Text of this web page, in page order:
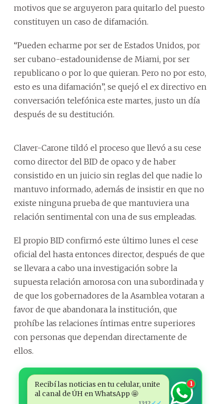
motivos que se arguyeron para quitarlo del puesto
constituyen un caso de difamación.
“Pueden echarme por ser de Estados Unidos, por
ser cubano-estadounidense de Miami, por ser
republicano o por lo que quieran. Pero no por esto,
esto es una difamación”, se quejó el ex directivo en
conversación telefónica este martes, justo un día
después de su destitución.
Claver-Carone tildó el proceso que llevó a su cese
como director del BID de opaco y de haber
consistido en un juicio sin reglas del que nadie lo
mantuvo informado, además de insistir en que no
existe ninguna prueba de que mantuviera una
relación sentimental con una de sus empleadas.
El propio BID confirmó este último lunes el cese
oficial del hasta entonces director, después de que
se llevara a cabo una investigación sobre la
supuesta relación amorosa con una subordinada y
de que los gobernadores de la Asamblea votaran a
favor de que abandonara la institución, que
prohíbe las relaciones íntimas entre superiores
con personas que dependan directamente de
ellos.
Recibí las noticias en tu celular, unite
al canal de ÚH en WhatsApp 🤩
1